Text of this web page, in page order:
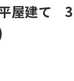
平屋建